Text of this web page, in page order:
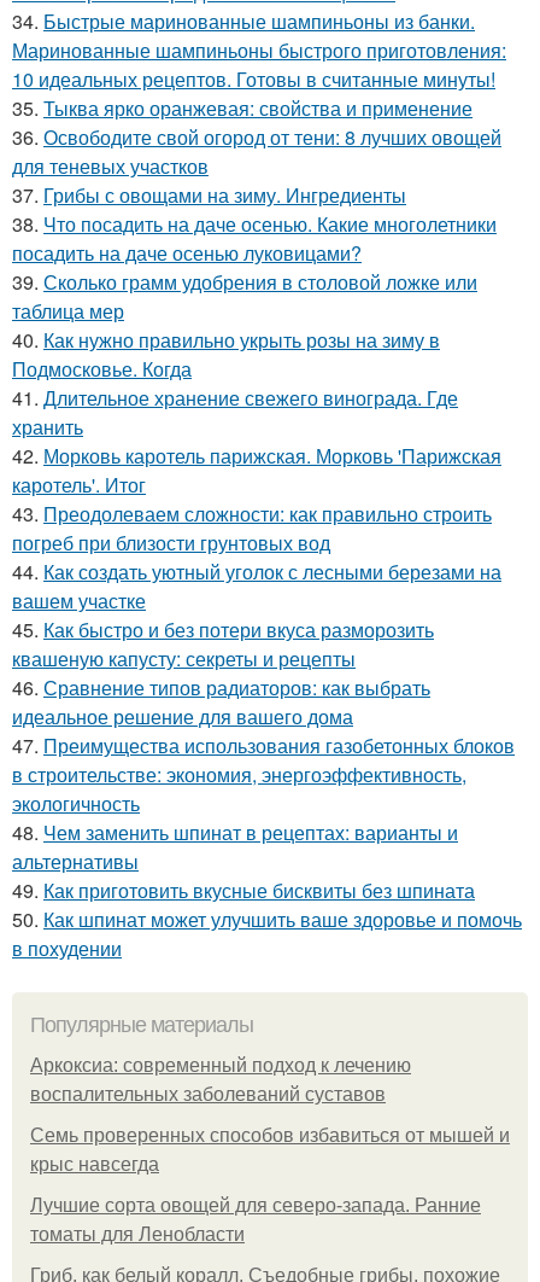
34. Быстрые маринованные шампиньоны из банки.
Маринованные шампиньоны быстрого приготовления:
10 идеальных рецептов. Готовы в считанные минуты!
35. Тыква ярко оранжевая: свойства и применение
36. Освободите свой огород от тени: 8 лучших овощей
для теневых участков
37. Грибы с овощами на зиму. Ингредиенты
38. Что посадить на даче осенью. Какие многолетники
посадить на даче осенью луковицами?
39. Сколько грамм удобрения в столовой ложке или
таблица мер
40. Как нужно правильно укрыть розы на зиму в
Подмосковье. Когда
41. Длительное хранение свежего винограда. Где
хранить
42. Морковь каротель парижская. Морковь 'Парижская
каротель'. Итог
43. Преодолеваем сложности: как правильно строить
погреб при близости грунтовых вод
44. Как создать уютный уголок с лесными березами на
вашем участке
45. Как быстро и без потери вкуса разморозить
квашеную капусту: секреты и рецепты
46. Сравнение типов радиаторов: как выбрать
идеальное решение для вашего дома
47. Преимущества использования газобетонных блоков
в строительстве: экономия, энергоэффективность,
экологичность
48. Чем заменить шпинат в рецептах: варианты и
альтернативы
49. Как приготовить вкусные бисквиты без шпината
50. Как шпинат может улучшить ваше здоровье и помочь
в похудении
Популярные материалы
Аркоксиа: современный подход к лечению
воспалительных заболеваний суставов
Семь проверенных способов избавиться от мышей и
крыс навсегда
Лучшие сорта овощей для северо-запада. Ранние
томаты для Ленобласти
Гриб, как белый коралл. Съедобные грибы, похожие